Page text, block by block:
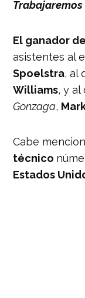
El ganador
asistentes al
Spoelstra, al
Williams, y al
Gonzaga,
Cabe
técnico
Estados